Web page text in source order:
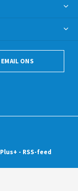
EMAIL ONS
Plus+ - RSS-feed